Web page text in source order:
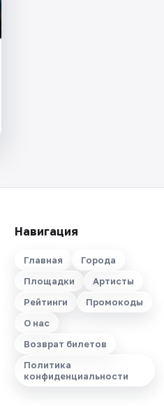
Навигация
Главная
Города
Площадки
Артисты
Рейтинги
Промокоды
О нас
Возврат билетов
Политика
конфиденциальности